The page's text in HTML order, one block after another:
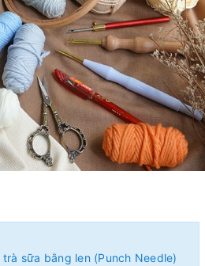
sữa bằng len (Punch Needle)